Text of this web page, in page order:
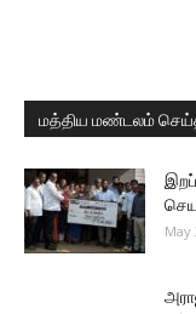
மத்திய மண்டலம்
May